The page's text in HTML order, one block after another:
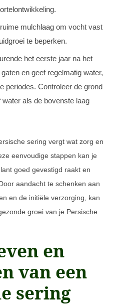
mulchlaag om vocht vast
te beperken.
het eerste jaar na het
en geef regelmatig water,
periodes. Controleer de grond
water als de bovenste laag
sering vergt wat zorg en
eenvoudige stappen kan je
goed gevestigd raakt en
aandacht te schenken aan
en de initiële verzorging, kan
groei van je Persische
en
van een
sering